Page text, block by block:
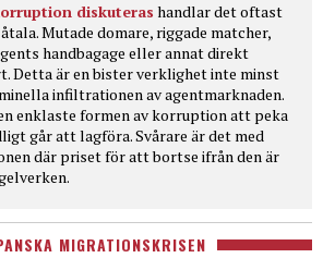
diskuteras handlar det oftast
Mutade domare, riggade matcher,
handbagage eller annat direkt
Detta är en bister verklighet inte minst
infiltrationen av agentmarknaden.
enklaste formen av korruption att peka
går att lagföra. Svårare är det med
där priset för att bortse ifrån den är
MIGRATIONSKRISEN